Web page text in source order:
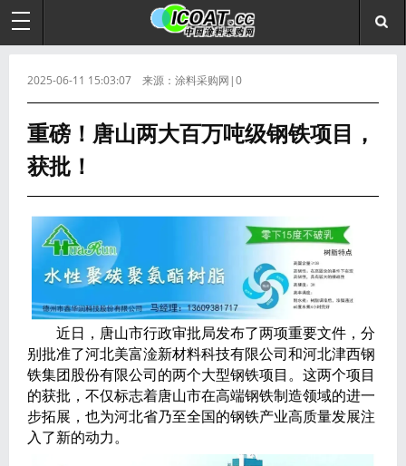
2025-06-11 15:03:07 来源：涂料采购网|0
重磅！唐山两大百万吨级钢铁项目，
获批！
近日，唐山市行政审批局发布了两项重要文件，分
别批准了河北美富淦新材料科技有限公司和河北津西钢
铁集团股份有限公司的两个大型钢铁项目。这两个项目
的获批，不仅标志着唐山市在高端钢铁制造领域的进一
步拓展，也为河北省乃至全国的钢铁产业高质量发展注
入了新的动力。